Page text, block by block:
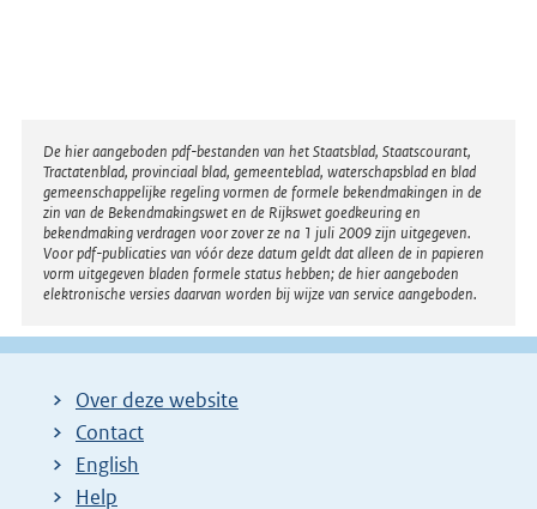
Disclaimer
De hier aangeboden pdf-bestanden van het Staatsblad, Staatscourant,
Tractatenblad, provinciaal blad, gemeenteblad, waterschapsblad en blad
gemeenschappelijke regeling vormen de formele bekendmakingen in de
zin van de Bekendmakingswet en de Rijkswet goedkeuring en
bekendmaking verdragen voor zover ze na 1 juli 2009 zijn uitgegeven.
Voor pdf-publicaties van vóór deze datum geldt dat alleen de in papieren
vorm uitgegeven bladen formele status hebben; de hier aangeboden
elektronische versies daarvan worden bij wijze van service aangeboden.
Over deze website
Contact
English
Help